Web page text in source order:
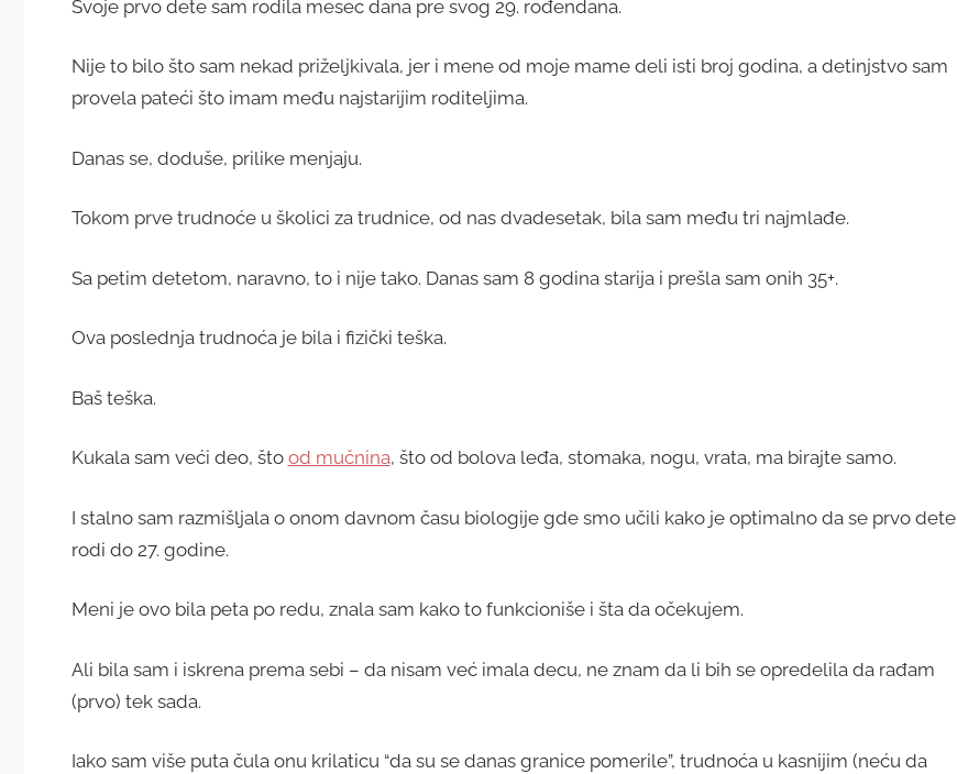
Svoje prvo dete sam rodila mesec dana pre svog 29. rođendana.
Nije to bilo što sam nekad priželjkivala, jer i mene od moje mame deli isti broj godina, a detinjstvo sam
provela pateći što imam među najstarijim roditeljima.
Danas se, doduše, prilike menjaju.
Tokom prve trudnoće u školici za trudnice, od nas dvadesetak, bila sam među tri najmlađe.
Sa petim detetom, naravno, to i nije tako. Danas sam 8 godina starija i prešla sam onih 35+.
Ova poslednja trudnoća je bila i fizički teška.
Baš teška.
Kukala sam veći deo, što od mučnina, što od bolova leđa, stomaka, nogu, vrata, ma birajte samo.
I stalno sam razmišljala o onom davnom času biologije gde smo učili kako je optimalno da se prvo dete
rodi do 27. godine.
Meni je ovo bila peta po redu, znala sam kako to funkcioniše i šta da očekujem.
Ali bila sam i iskrena prema sebi – da nisam već imala decu, ne znam da li bih se opredelila da rađam
(prvo) tek sada.
Iako sam više puta čula onu krilaticu “da su se danas granice pomerile”, trudnoća u kasnijim (neću da